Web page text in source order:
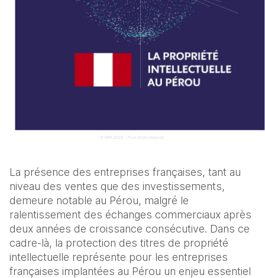
La présence des entreprises françaises, tant au
niveau des ventes que des investissements,
demeure notable au Pérou, malgré le
ralentissement des échanges commerciaux après
deux années de croissance consécutive. Dans ce
cadre-là, la protection des titres de propriété
intellectuelle représente pour les entreprises
françaises implantées au Pérou un enjeu essentiel